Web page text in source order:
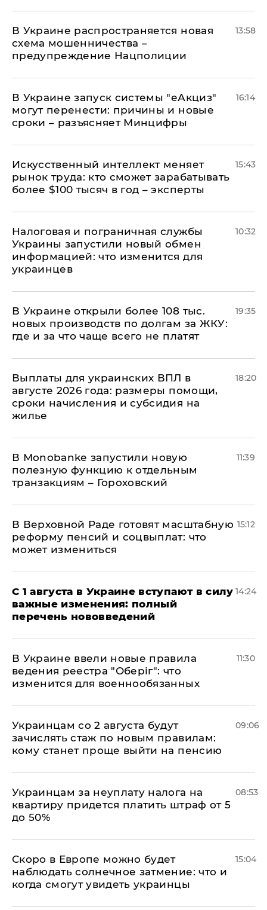
В Украине распространяется новая
схема мошенничества –
предупреждение Нацполиции
13:58
В Украине запуск системы "еАкциз"
могут перенести: причины и новые
сроки – разъясняет Минцифры
16:14
Искусственный интеллект меняет
рынок труда: кто сможет зарабатывать
более $100 тысяч в год – эксперты
15:43
Налоговая и пограничная службы
Украины запустили новый обмен
информацией: что изменится для
украинцев
10:32
В Украине открыли более 108 тыс.
новых производств по долгам за ЖКУ:
где и за что чаще всего не платят
19:35
Выплаты для украинских ВПЛ в
августе 2026 года: размеры помощи,
сроки начисления и субсидия на
жилье
18:20
В Мonobankе запустили новую
полезную функцию к отдельным
транзакциям – Гороховский
11:39
В Верховной Раде готовят масштабную
реформу пенсий и соцвыплат: что
может измениться
15:12
С 1 августа в Украине вступают в силу
важные изменения: полный
перечень нововведений
14:24
В Украине ввели новые правила
ведения реестра "Оберіг": что
изменится для военнообязанных
11:30
Украинцам со 2 августа будут
зачислять стаж по новым правилам:
кому станет проще выйти на пенсию
09:06
Украинцам за неуплату налога на
квартиру придется платить штраф от 5
до 50%
08:53
Скоро в Европе можно будет
наблюдать солнечное затмение: что и
когда смогут увидеть украинцы
15:04